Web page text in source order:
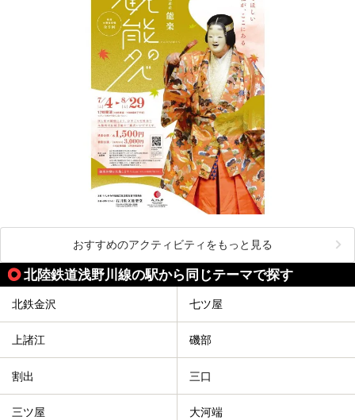
おすすめのアクティビティをもっと見る
北陸鉄道浅野川線の駅から同じテーマで探す
北鉄金沢 七ツ屋
上諸江 磯部
割出 三口
三ツ屋 大河端